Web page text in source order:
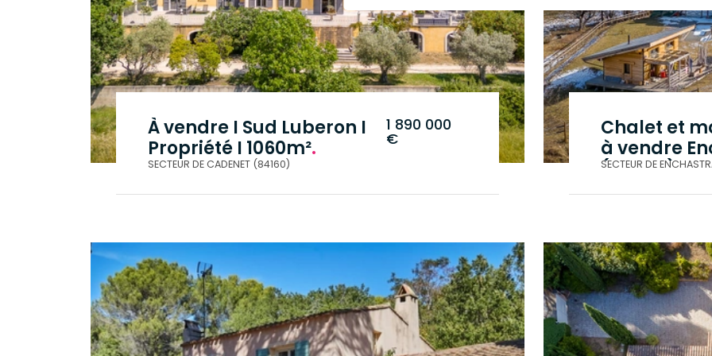
À vendre I Sud Luberon I
Propriété I 1060m².
SECTEUR DE CADENET (84160)
1 890 000
€
Chalet et
à vendre
(04400) |
terrasses,
SECTEUR DE